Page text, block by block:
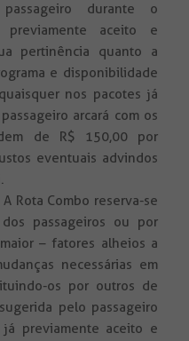
durante o
aceito e
pertinência quanto a
e disponibilidade
nos pacotes já
arcará com os
de R$ 150,00 por
eventuais advindos
A Rota Combo reserva-se
passageiros ou por
– fatores alheios a
necessárias em
os por outros de
pelo passageiro
previamente aceito e